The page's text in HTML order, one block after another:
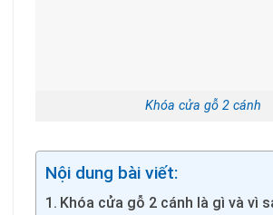
Khóa cửa gỗ 2 cánh
Nội dung bài viết:
Khóa cửa gỗ 2 cánh là gì và vì